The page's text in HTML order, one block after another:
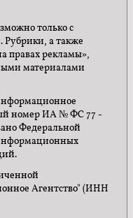
только с
Рубрики, а также
правах рекламы»,
материалами
номер ИА № ФС 77 -
Федеральной
Агентство" (ИНН